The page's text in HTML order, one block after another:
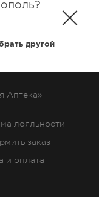
другой
лояльности
заказ
и оплата
Аптека»